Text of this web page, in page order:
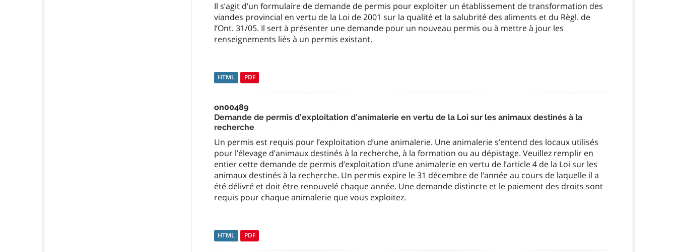
Il s’agit d’un formulaire de demande de permis pour exploiter un établissement de transformation des
viandes provincial en vertu de la Loi de 2001 sur la qualité et la salubrité des aliments et du Règl. de
l’Ont. 31/05. Il sert à présenter une demande pour un nouveau permis ou à mettre à jour les
renseignements liés à un permis existant.
HTML PDF
on00489
Demande de permis d’exploitation d’animalerie en vertu de la Loi sur les animaux destinés à la
recherche
Un permis est requis pour l’exploitation d’une animalerie. Une animalerie s’entend des locaux utilisés
pour l’élevage d’animaux destinés à la recherche, à la formation ou au dépistage. Veuillez remplir en
entier cette demande de permis d’exploitation d’une animalerie en vertu de l’article 4 de la Loi sur les
animaux destinés à la recherche. Un permis expire le 31 décembre de l’année au cours de laquelle il a
été délivré et doit être renouvelé chaque année. Une demande distincte et le paiement des droits sont
requis pour chaque animalerie que vous exploitez.
HTML PDF